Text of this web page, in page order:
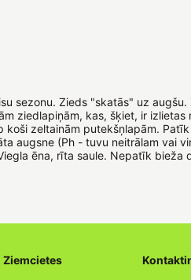
sezonu. Zieds "skatās" uz augšu.
ziedlapiņām, kas, šķiet, ir izlietas
koši zeltainām putekšņlapām.
augsne (Ph - tuvu neitrālam vai
ēna, rīta saule. Nepatīk bieža
Ziemcietes